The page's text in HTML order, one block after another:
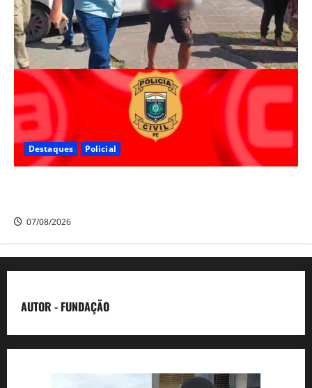
Destaques Policial
07/08/2026
AUTOR - FUNDAÇÃO